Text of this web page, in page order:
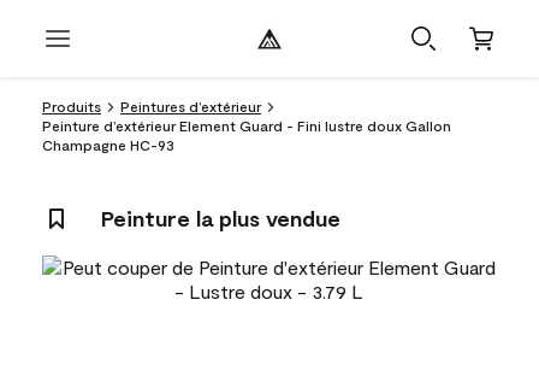
Produits
Peintures d’extérieur
Peinture d’extérieur Element Guard - Fini lustre doux Gallon
Champagne HC-93
Peinture la plus vendue